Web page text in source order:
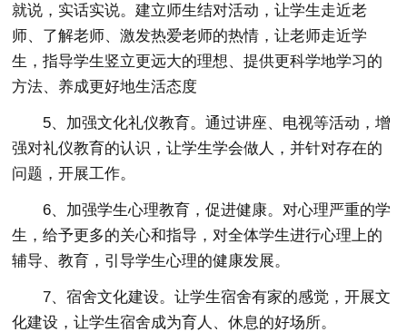
就说，实话实说。建立师生结对活动，让学生走近老
师、了解老师、激发热爱老师的热情，让老师走近学
生，指导学生竖立更远大的理想、提供更科学地学习的
方法、养成更好地生活态度
5、加强文化礼仪教育。通过讲座、电视等活动，增
强对礼仪教育的认识，让学生学会做人，并针对存在的
问题，开展工作。
6、加强学生心理教育，促进健康。对心理严重的学
生，给予更多的关心和指导，对全体学生进行心理上的
辅导、教育，引导学生心理的健康发展。
7、宿舍文化建设。让学生宿舍有家的感觉，开展文
化建设，让学生宿舍成为育人、休息的好场所。